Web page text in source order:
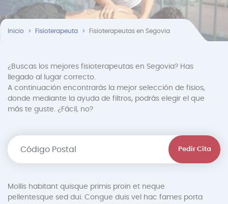
Inicio Fisioterapeuta Fisioterapeutas en Segovia
¿Buscas los mejores fisioterapeutas en Segovia? Has
llegado al lugar correcto.
A continuación encontrarás la mejor selección de fisios,
donde mediante la ayuda de filtros, podrás elegir el que
más te guste. ¿Fácil, no?
Pedir Cita
Mollis habitant quisque primis proin et neque
pellentesque sed dui. Congue duis vel hac fames porta